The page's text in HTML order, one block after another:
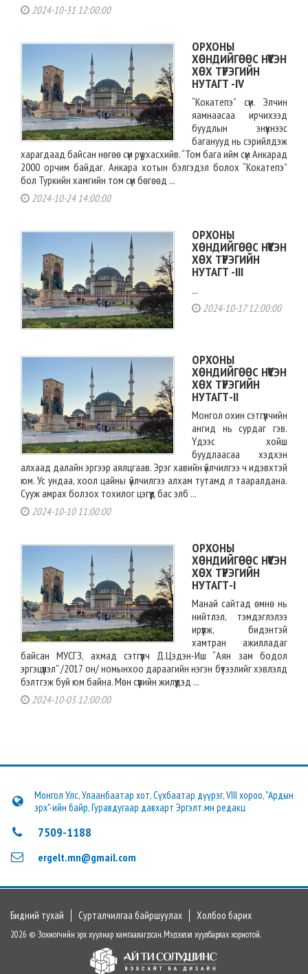
2024-10-31 12:00:00
ОРХОНЫ
ХӨНДИЙГӨӨС НҮҮСЭН
ХӨХ ТҮРЭГИЙН
НУТАГТ -IV
“Кокатепэ” сүм. Элчин
яамнаасаа ирчихээд
буудлын энүүхнээс
баганууд нь сэрийлдэж
харагдаад байсан нөгөө сүм рүү ухасхийв. “Том бага ийм сүм Анкарад
2000 орчим байдаг. Анкара хотын бэлгэдэл болох “Кокатепэ”
бол Туркийн хамгийн том сүм бөгөөд ...
2024-10-24 14:00:00
ОРХОНЫ
ХӨНДИЙГӨӨС НҮҮСЭН
ХӨХ ТҮРЭГИЙН
НУТАГТ -III
...
2024-10-17 12:00:00
ОРХОНЫ
ХӨНДИЙГӨӨС НҮҮСЭН
ХӨХ ТҮРЭГИЙН
НУТАГТ-II
Монгол охин сэтгүүлчийн
ангид нь сурдаг гэв.
Үдээс хойш
буудлаасаа хэдхэн
алхаад далайн эргээр аялцгаав. Эрэг хавийн үйлчилгээ ч идэвхтэй
юм. Ус ундаа, хоол цайны үйлчилгээ алхам тутамд л тааралдана.
Сууж амрах болзох тохилог цэгүүд бас элб ...
2024-10-10 11:00:00
ОРХОНЫ
ХӨНДИЙГӨӨС НҮҮСЭН
ХӨХ ТҮРЭГИЙН
НУТАГТ-I
Манай сайтад өмнө нь
нийтлэл, тэмдэглэлээ
ирүүлж, бидэнтэй
хамтран ажилладаг
байсан МУСГЗ, ахмад сэтгүүлч Д.Цэдэн-Иш “Аян зам бодол
эргэцүүлэл” /2017 он/ номынхоо дараагийн нэгэн бүтээлийг хэвлэлд
бэлтгэж буй юм байна. Мөн сүүлийн жилүүдэд ...
2024-10-03 12:00:00
Монгол Улс, Улаанбаатар хот, Сүхбаатар дүүрэг, VIII хороо, "Ардын
эрх"-ийн байр, Гуравдугаар давхарт Эргэлт.мн редакц
7509-1188
ergelt.mn@gmail.com
Бидний тухай Сурталчилгаа байршуулах Холбоо барих
2026 © Зохиогчийн эрх хуулиар хамгаалагдсан. Мэдээлэл хуулбарлах хориотой.